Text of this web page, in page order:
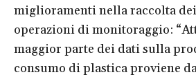
miglioramenti nella raccolta
operazioni di monitoraggio:
maggior parte dei dati sulla
consumo di plastica proviene